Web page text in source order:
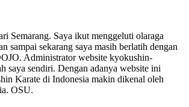
Semarang. Saya ikut menggeluti olaraga
sampai sekarang saya masih berlatih dengan
Administrator website kyokushin-
saya sendiri. Dengan adanya website ini
Karate di Indonesia makin dikenal oleh
OSU.